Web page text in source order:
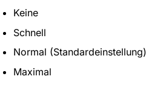
Keine
Schnell
Normal (Standardeinstellung)
Maximal